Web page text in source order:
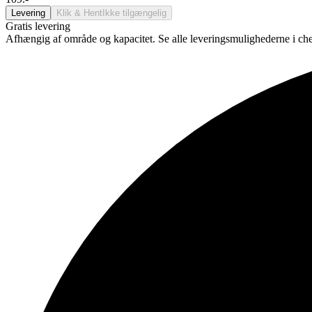
Levering Klik & Hent Ikke tilgængelig
Gratis levering
Afhængig af område og kapacitet. Se alle leveringsmulighederne i